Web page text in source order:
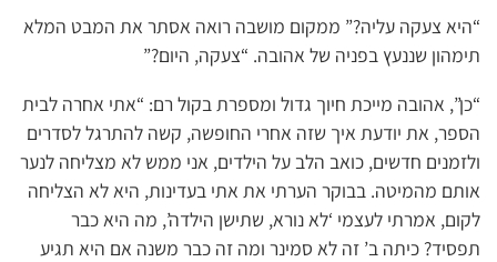
“היא צעקה עליה?” ממקום מושבה רואה אסתר את המבט המלא
תימהון שננעץ בפניה של אהובה. “צעקה, היום?”
“כן”, אהובה מייכת חיוך גדול ומספרת בקול רם: “אתי אחרה לבית
הספר, את יודעת איך שזה אחרי החופשה, קשה להתרגל לסדרים
ולזמנים חדשים, כואב הלב על הילדים, אני ממש לא מצליחה לנער
אותם מהמיטה. בבוקר הערתי את אתי בעדינות, היא לא הצליחה
לקום, אמרתי לעצמי ‘לא נורא, שתישן הילדה’, מה היא כבר
תפסיד? כיתה ב’ זה לא סמינר ומה זה כבר משנה אם היא תגיע